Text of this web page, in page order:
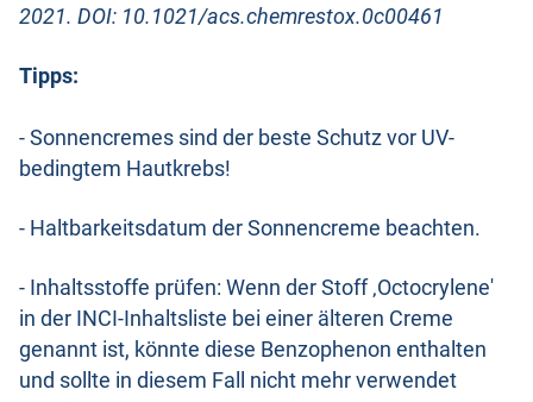
2021. DOI: 10.1021/acs.chemrestox.0c00461
Tipps:
- Sonnencremes sind der beste Schutz vor UV-
bedingtem Hautkrebs!
- Haltbarkeitsdatum der Sonnencreme beachten.
- Inhaltsstoffe prüfen: Wenn der Stoff ‚Octocrylene'
in der INCI-Inhaltsliste bei einer älteren Creme
genannt ist, könnte diese Benzophenon enthalten
und sollte in diesem Fall nicht mehr verwendet